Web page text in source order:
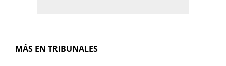
MÁS EN TRIBUNALES